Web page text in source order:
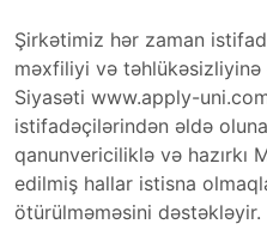
Şirkətimiz hər zaman
məxfiliyi və təhlükəsizliyinə
Siyasəti www.apply-
istifadəçilərindən əldə
qanunvericiliklə və hazırkı
edilmiş hallar istisna
ötürülməməsini dəstəkləyir.